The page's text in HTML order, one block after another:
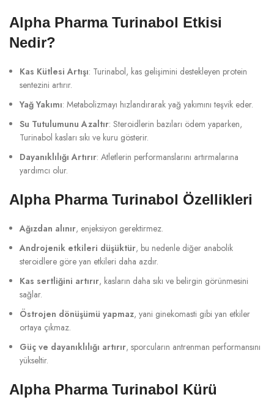
Alpha Pharma Turinabol Etkisi
Nedir?
Kas Kütlesi Artışı: Turinabol, kas gelişimini destekleyen protein
sentezini artırır.
Yağ Yakımı: Metabolizmayı hızlandırarak yağ yakımını teşvik eder.
Su Tutulumunu Azaltır: Steroidlerin bazıları ödem yaparken,
Turinabol kasları sıkı ve kuru gösterir.
Dayanıklılığı Artırır: Atletlerin performanslarını artırmalarına
yardımcı olur.
Alpha Pharma Turinabol Özellikleri
Ağızdan alınır, enjeksiyon gerektirmez.
Androjenik etkileri düşüktür, bu nedenle diğer anabolik
steroidlere göre yan etkileri daha azdır.
Kas sertliğini artırır, kasların daha sıkı ve belirgin görünmesini
sağlar.
Östrojen dönüşümü yapmaz, yani ginekomasti gibi yan etkiler
ortaya çıkmaz.
Güç ve dayanıklılığı artırır, sporcuların antrenman performansını
yükseltir.
Alpha Pharma Turinabol Kürü